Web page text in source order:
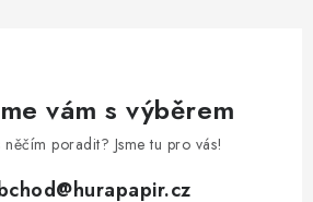
vám s výběrem
něčím poradit? Jsme tu pro vás!
@hurapapir.cz